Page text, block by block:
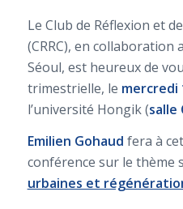
Le Club de Réflexion et
(CRRC), en collaboration
Séoul, est heureux de
trimestrielle, le mercredi
l’université Hongik (salle
Emilien Gohaud fera à
conférence sur le thème
urbaines et